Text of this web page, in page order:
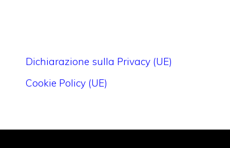
Dichiarazione sulla Privacy (UE)
Cookie Policy (UE)